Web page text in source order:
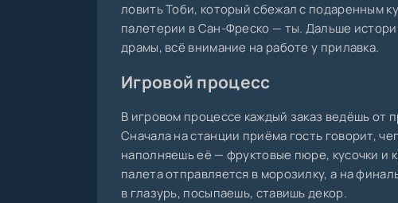
ловить Тоби, который сбежал с подаренным
палетерии в Сан-Фреско — ты. Дальше
драмы, всё внимание на работе у прилавка.
Игровой процесс
В игровом процессе каждый заказ ведёшь от
Сначала на станции приёма гость говорит,
наполняешь её — фруктовые пюре, кусочки и
палета отправляется в морозилку, а на
в глазурь, посыпаешь, ставишь декор.